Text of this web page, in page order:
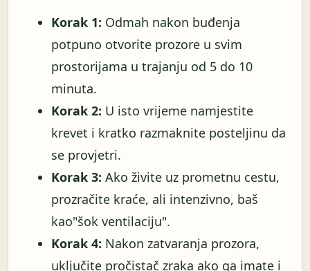
Korak 1: Odmah nakon buđenja
potpuno otvorite prozore u svim
prostorijama u trajanju od 5 do 10
minuta.
Korak 2: U isto vrijeme namjestite
krevet i kratko razmaknite posteljinu da
se provjetri.
Korak 3: Ako živite uz prometnu cestu,
prozračite kraće, ali intenzivno, baš
kao"šok ventilaciju".
Korak 4: Nakon zatvaranja prozora,
uključite pročistač zraka ako ga imate i